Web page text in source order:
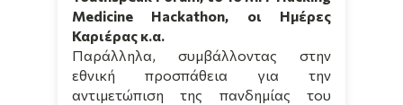
Medicine Hackathon, οι Ημέρες
Καριέρας κ.α.
Παράλληλα, συμβάλλοντας στην
εθνική προσπάθεια για την
αντιμετώπιση της πανδημίας του